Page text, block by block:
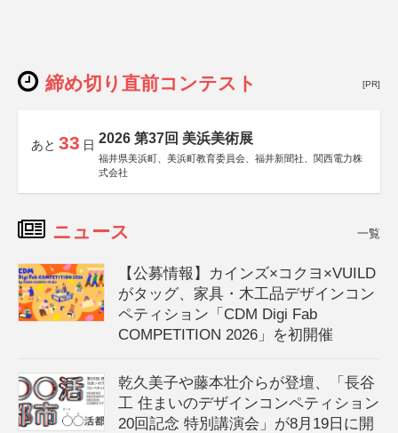
締め切り直前コンテスト [PR]
あと 33 日 2026 第37回 美浜美術展
福井県美浜町、美浜町教育委員会、福井新聞社、関西電力株
式会社
ニュース 一覧
【公募情報】カインズ×コクヨ×VUILD
がタッグ、家具・木工品デザインコン
ペティション「CDM Digi Fab
COMPETITION 2026」を初開催
乾久美子や藤本壮介らが登壇、「長谷
工 住まいのデザインコンペティション
20回記念 特別講演会」が8月19日に開